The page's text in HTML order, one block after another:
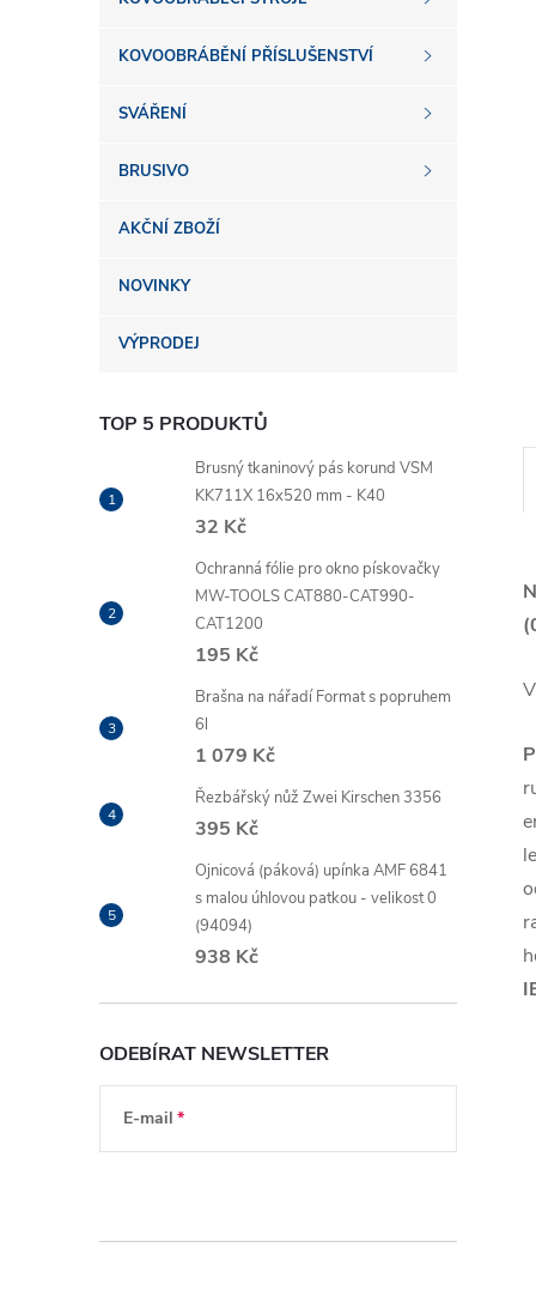
n
p
a
n
KOVOOBRÁBĚNÍ PŘÍSLUŠENSTVÍ
SVÁŘENÍ
BRUSIVO
AKČNÍ ZBOŽÍ
NOVINKY
VÝPRODEJ
TOP 5 PRODUKTŮ
Brusný tkaninový pás korund VSM
KK711X 16x520 mm - K40
32 Kč
Ochranná fólie pro okno pískovačky
MW-TOOLS CAT880-CAT990-
CAT1200
195 Kč
Brašna na nářadí Format s popruhem
6l
1 079 Kč
Řezbářský nůž Zwei Kirschen 3356
395 Kč
Ojnicová (páková) upínka AMF 6841
s malou úhlovou patkou - velikost 0
(94094)
938 Kč
ODEBÍRAT NEWSLETTER
E-mail